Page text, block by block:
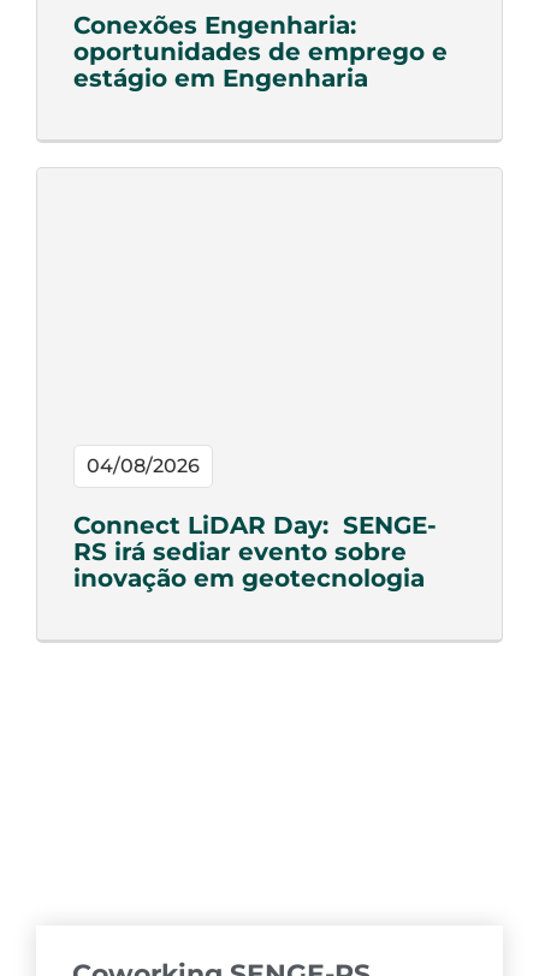
Conexões Engenharia:
oportunidades de emprego e
estágio em Engenharia
04/08/2026
Connect LiDAR Day: SENGE-
RS irá sediar evento sobre
inovação em geotecnologia